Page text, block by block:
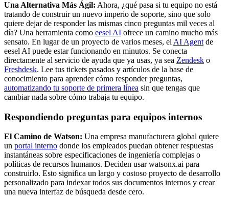
Una Alternativa Más Ágil: Ahora, ¿qué pasa si tu equipo no está
tratando de construir un nuevo imperio de soporte, sino que solo
quiere dejar de responder las mismas cinco preguntas mil veces al
día? Una herramienta como eesel AI ofrece un camino mucho más
sensato. En lugar de un proyecto de varios meses, el AI Agent de
eesel AI puede estar funcionando en minutos. Se conecta
directamente al servicio de ayuda que ya usas, ya sea Zendesk o
Freshdesk. Lee tus tickets pasados y artículos de la base de
conocimiento para aprender cómo responder preguntas,
automatizando tu soporte de primera línea sin que tengas que
cambiar nada sobre cómo trabaja tu equipo.
Respondiendo preguntas para equipos internos
El Camino de Watson: Una empresa manufacturera global quiere
un portal interno donde los empleados puedan obtener respuestas
instantáneas sobre especificaciones de ingeniería complejas o
políticas de recursos humanos. Deciden usar watsonx.ai para
construirlo. Esto significa un largo y costoso proyecto de desarrollo
personalizado para indexar todos sus documentos internos y crear
una nueva interfaz de búsqueda desde cero.